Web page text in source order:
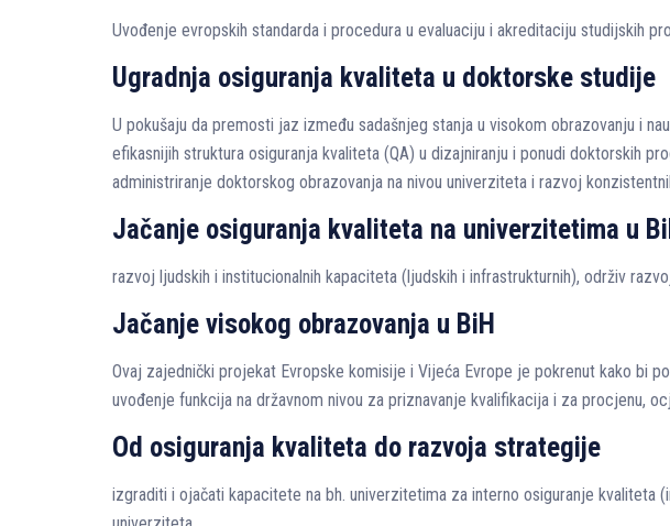
Uvođenje evropskih standarda i procedura u evaluaciju i akreditaciju studijskih
Ugradnja osiguranja kvaliteta u doktorske studije
U pokušaju da premosti jaz između sadašnjeg stanja u visokom obrazovanju i
efikasnijih struktura osiguranja kvaliteta (QA) u dizajniranju i ponudi doktorskih
administriranje doktorskog obrazovanja na nivou univerziteta i razvoj
Jačanje osiguranja kvaliteta na univerzitetima u
razvoj ljudskih i institucionalnih kapaciteta (ljudskih i infrastrukturnih), održiv
Jačanje visokog obrazovanja u BiH
Ovaj zajednički projekat Evropske komisije i Vijeća Evrope je pokrenut kako bi
uvođenje funkcija na državnom nivou za priznavanje kvalifikacija i za procjenu,
Od osiguranja kvaliteta do razvoja strategije
izgraditi i ojačati kapacitete na bh. univerzitetima za interno osiguranje